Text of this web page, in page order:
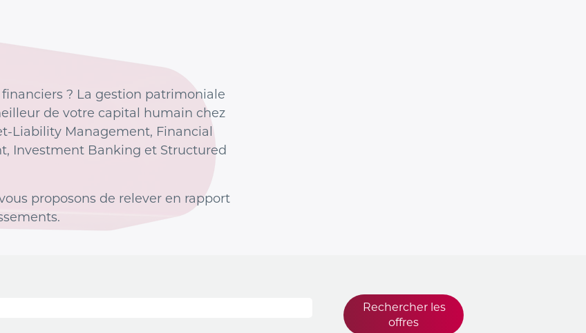
financiers ? La gestion patrimoniale
de votre capital humain chez
Liability Management, Financial
Investment Banking et Structured
proposons de relever en rapport